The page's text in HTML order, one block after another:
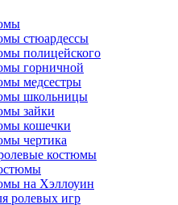
стюардессы
полицейского
горничной
медсестры
школьницы
зайки
кошечки
чертика
костюмы
на Хэллоуин
ролевых игр